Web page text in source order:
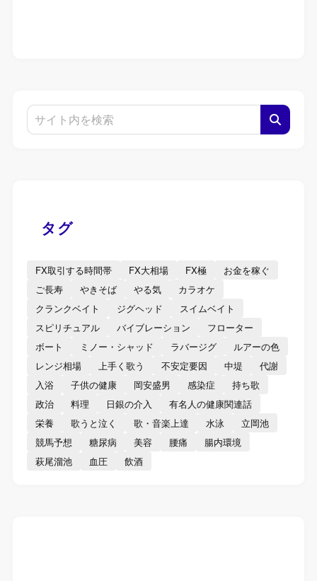
タグ
FX取引する時間帯 FX大相場 FX極
お金を稼ぐ
ご長寿
やきそば やる気
カラオケ
クランクベイト
ジグヘッド
スイムベイト
スピリチュアル
バイブレーション
フローター
ボート
ミノー・シャッド ラバージグ
ルアーの色
レンジ相場
上手く歌う 不安定要因 中堤
代謝
入浴
子供の健康 岡安盛男 感染症
持ち歌
政治
料理 日銀の介入
有名人の健康関連話
栄養
歌うと泣く 歌・音楽上達 水泳
立岡池
競馬予想
糖尿病 美容 腰痛
腸内環境
萩尾溜池
血圧 飲酒